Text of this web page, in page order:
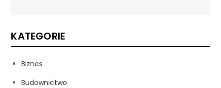
KATEGORIE
Biznes
Budownictwo